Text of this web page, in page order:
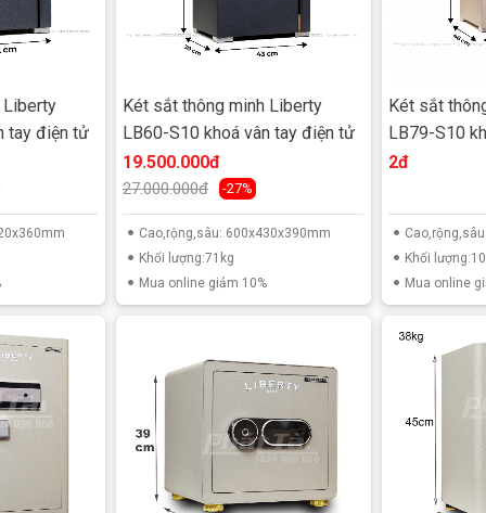
Liberty
tay điện tử
Két sắt thông minh Liberty
LB60-S10 khoá vân tay điện tử
19.500.000đ
27.000.000đ -27%
Cao,rộng,sâu: 600x430x390mm
Khối lượng:71kg
Mua online giảm 10%
Két sắt
LB79-S10
2đ
Khối
Mua online